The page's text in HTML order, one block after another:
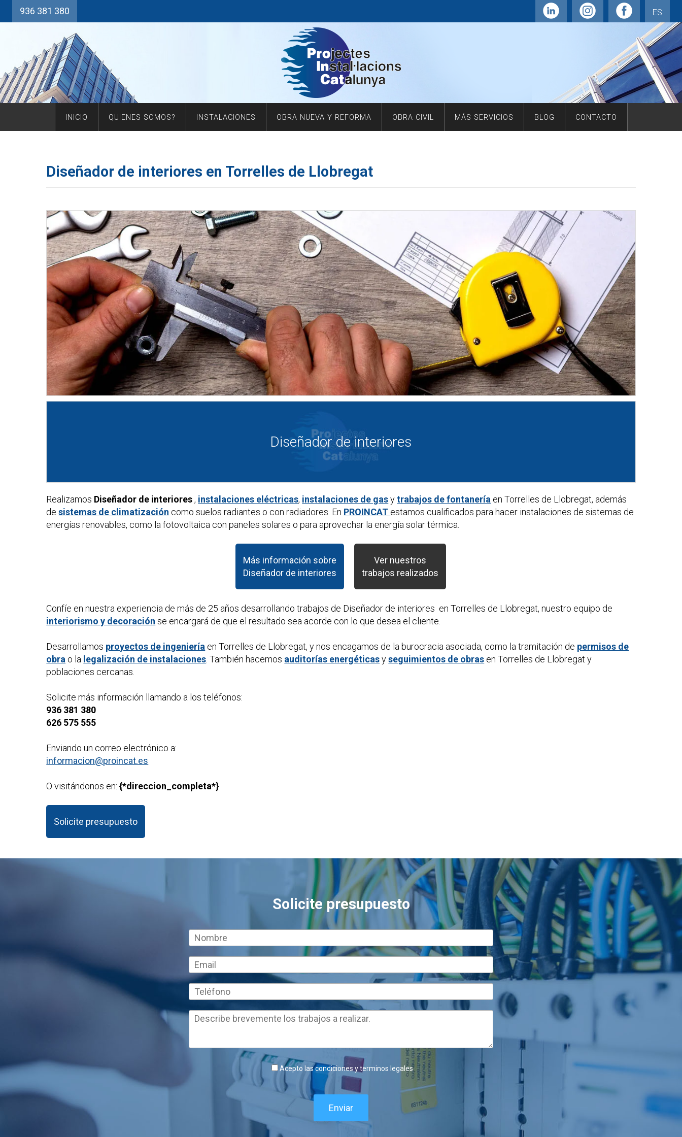
ES
936 381 380
INICIO QUIENES SOMOS? INSTALACIONES OBRA NUEVA Y REFORMA OBRA CIVIL MÁS SERVICIOS BLOG CONTACTO
Diseñador de interiores en Torrelles de Llobregat
Diseñador de interiores
Realizamos Diseñador de interiores, instalaciones eléctricas, instalaciones de gasytrabajos de fontanería en Torrelles de Llobregat, además
desistemas de climatización como suelos radiantes o con radiadores. En PROINCAT estamos cualificados para hacer instalaciones de sistemas de
energías renovables, como la fotovoltaica con paneles solares o para aprovechar la energía solar térmica.
Más información sobre
Diseñador de interiores
Ver nuestros
trabajos realizados
Confíe en nuestra experiencia de más de 25 años desarrollando trabajos de Diseñador de interiores en Torrelles de Llobregat, nuestro equipo de
interiorismo y decoración se encargará de que el resultado sea acorde con lo que desea el cliente.
Desarrollamos proyectos de ingeniería en Torrelles de Llobregat, y nos encagamos de la burocracia asociada, como la tramitación de permisos de
obra o la legalización de instalaciones . También hacemos auditorías energéticasyseguimientos de obras en Torrelles de Llobregat y
poblaciones cercanas.
Solicite más información llamando a los teléfonos:
936 381 380
626 575 555
Enviando un correo electrónico a:
informacion@proincat.es
O visitándonos en:{*direccion_completa*}
Solicite presupuesto
Solicite presupuesto
Acepto las condiciones y terminos legales
Enviar